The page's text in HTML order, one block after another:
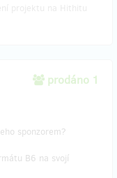
prodáno 1
sponzorem?
B6 na svojí